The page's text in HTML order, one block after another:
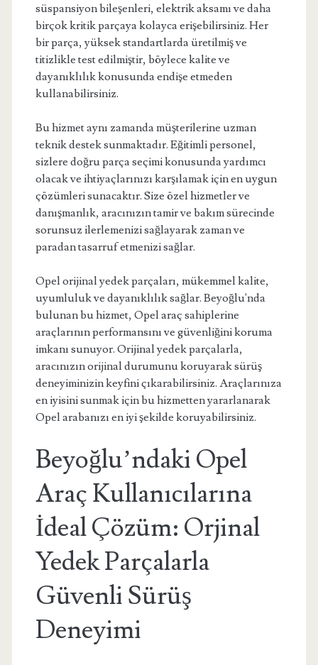
süspansiyon bileşenleri, elektrik aksamı ve daha
birçok kritik parçaya kolayca erişebilirsiniz. Her
bir parça, yüksek standartlarda üretilmiş ve
titizlikle test edilmiştir, böylece kalite ve
dayanıklılık konusunda endişe etmeden
kullanabilirsiniz.
Bu hizmet aynı zamanda müşterilerine uzman
teknik destek sunmaktadır. Eğitimli personel,
sizlere doğru parça seçimi konusunda yardımcı
olacak ve ihtiyaçlarınızı karşılamak için en uygun
çözümleri sunacaktır. Size özel hizmetler ve
danışmanlık, aracınızın tamir ve bakım sürecinde
sorunsuz ilerlemenizi sağlayarak zaman ve
paradan tasarruf etmenizi sağlar.
Opel orijinal yedek parçaları, mükemmel kalite,
uyumluluk ve dayanıklılık sağlar. Beyoğlu'nda
bulunan bu hizmet, Opel araç sahiplerine
araçlarının performansını ve güvenliğini koruma
imkanı sunuyor. Orijinal yedek parçalarla,
aracınızın orijinal durumunu koruyarak sürüş
deneyiminizin keyfini çıkarabilirsiniz. Araçlarınıza
en iyisini sunmak için bu hizmetten yararlanarak
Opel arabanızı en iyi şekilde koruyabilirsiniz.
Beyoğlu’ndaki Opel
Araç Kullanıcılarına
İdeal Çözüm: Orjinal
Yedek Parçalarla
Güvenli Sürüş
Deneyimi